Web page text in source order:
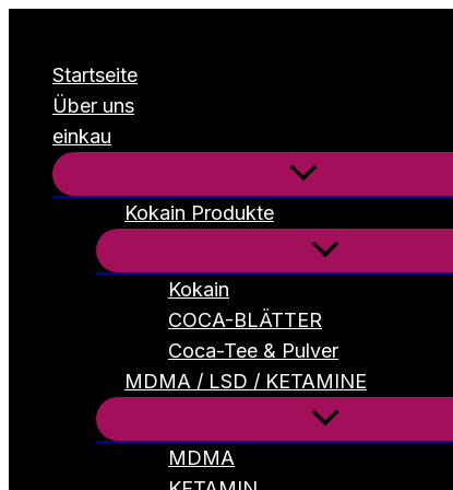
springen
Startseite
Über uns
einkau
Kokain Produkte
Kokain
COCA-BLÄTTER
Coca-Tee & Pulver
MDMA / LSD / KETAMINE
MDMA